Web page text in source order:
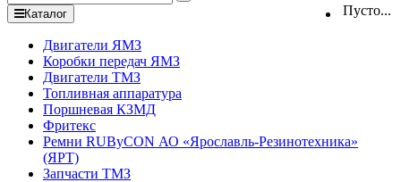
Пусто...
Каталог
Двигатели ЯМЗ
Коробки передач ЯМЗ
Двигатели ТМЗ
Топливная аппаратура
Поршневая КЗМД
Фритекс
Ремни RUByCON АО «Ярославль-Резинотехника»
(ЯРТ)
Запчасти ТМЗ